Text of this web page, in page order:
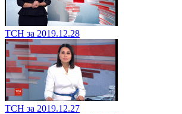
ТСН за 2019.12.28
ТСН за 2019.12.27